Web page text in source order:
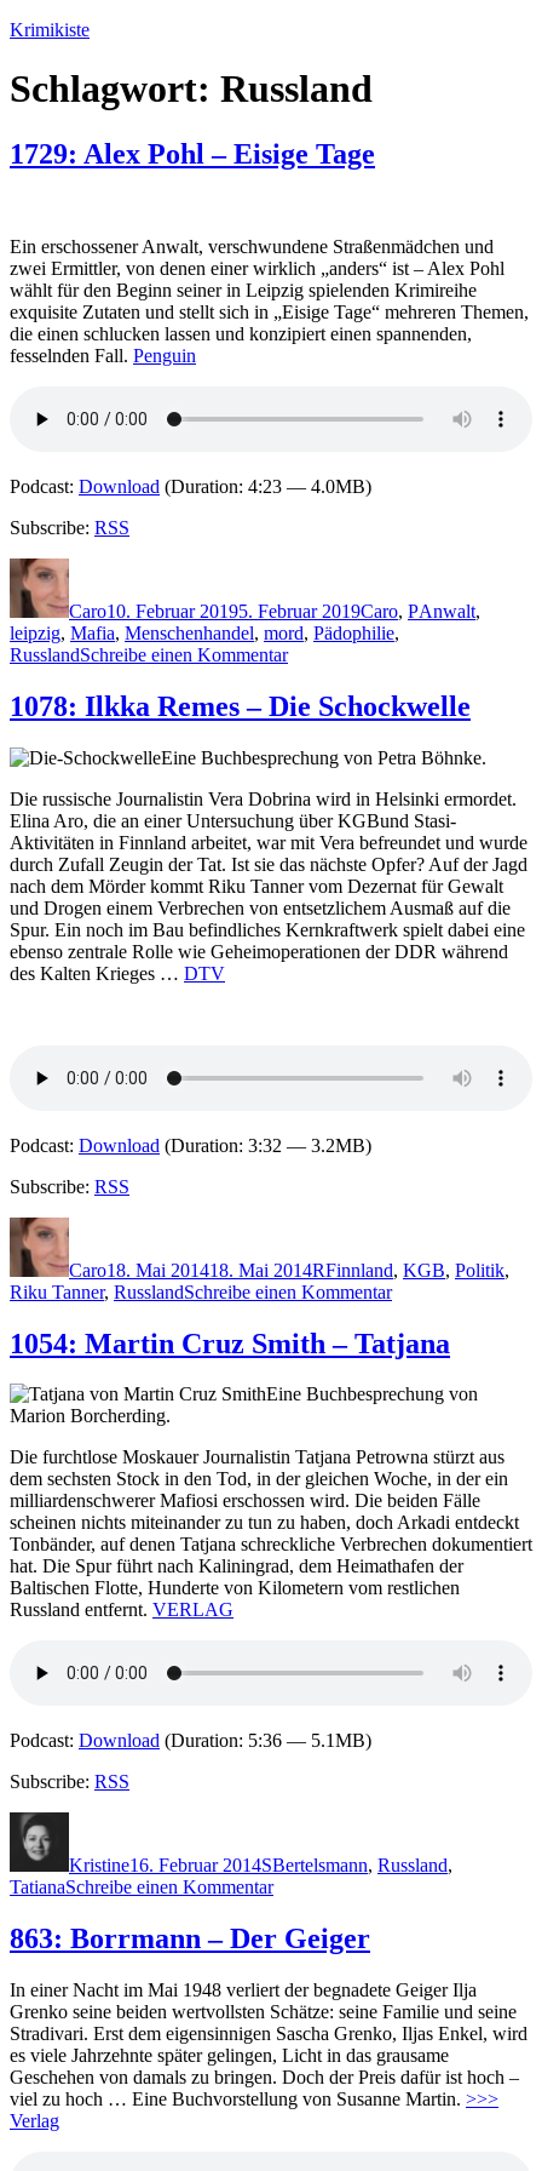
Zum
springen
Krimikiste
Schlagwort: Russland
1729: Alex Pohl – Eisige Tage
Ein erschossener Anwalt, verschwundene Straßenmädchen und
zwei Ermittler, von denen einer wirklich „anders“ ist – Alex Pohl
wählt für den Beginn seiner in Leipzig spielenden Krimireihe
exquisite Zutaten und stellt sich in „Eisige Tage“ mehreren Themen,
die einen schlucken lassen und konzipiert einen spannenden,
fesselnden Fall. Penguin
Podcast: Download (Duration: 4:23 — 4.0MB)
Subscribe: RSS
Autor
Caro10. Februar 20195. Februar 2019Caro, PAnwalt,
leipzig, Mafia, Menschenhandel, mord, Pädophilie,
RusslandSchreibe einen Kommentarzu
Alex
Pohl
Eisige
1078: Ilkka Remes – Die Schockwelle
Eine Buchbesprechung von Petra Böhnke.
Die russische Journalistin Vera Dobrina wird in Helsinki ermordet.
Elina Aro, die an einer Untersuchung über KGBund Stasi-
Aktivitäten in Finnland arbeitet, war mit Vera befreundet und wurde
durch Zufall Zeugin der Tat. Ist sie das nächste Opfer? Auf der Jagd
nach dem Mörder kommt Riku Tanner vom Dezernat für Gewalt
und Drogen einem Verbrechen von entsetzlichem Ausmaß auf die
Spur. Ein noch im Bau befindliches Kernkraftwerk spielt dabei eine
ebenso zentrale Rolle wie Geheimoperationen der DDR während
des Kalten Krieges … DTV
Podcast: Download (Duration: 3:32 — 3.2MB)
Subscribe: RSS
Autor
Caro18. Mai 201418. Mai 2014RFinnland, KGB, Politik,
Riku Tanner, RusslandSchreibe einen Kommentarzu
Ilkka
Remes
Die
1054: Martin Cruz Smith – Tatjana
Eine Buchbesprechung von
Marion Borcherding.
Die furchtlose Moskauer Journalistin Tatjana Petrowna stürzt aus
dem sechsten Stock in den Tod, in der gleichen Woche, in der ein
milliardenschwerer Mafiosi erschossen wird. Die beiden Fälle
scheinen nichts miteinander zu tun zu haben, doch Arkadi entdeckt
Tonbänder, auf denen Tatjana schreckliche Verbrechen dokumentiert
hat. Die Spur führt nach Kaliningrad, dem Heimathafen der
Baltischen Flotte, Hunderte von Kilometern vom restlichen
Russland entfernt. VERLAG
Podcast: Download (Duration: 5:36 — 5.1MB)
Subscribe: RSS
Kristine16. Februar 2014SBertelsmann, Russland,
TatianaSchreibe einen Kommentarzu
Martin
Cruz
–
Tatjana
863: Borrmann – Der Geiger
In einer Nacht im Mai 1948 verliert der begnadete Geiger Ilja
Grenko seine beiden wertvoll­s­ten Schätze: seine Familie und seine
Stradivari. Erst dem eigensinnigen Sascha Grenko, Iljas Enkel, wird
es viele Jahrzehnte später gelingen, Licht in das grausame
Geschehen von damals zu bringen. Doch der Preis dafür ist hoch –
viel zu hoch … Eine Buchvorstellung von Susanne Martin. >>>
Verlag